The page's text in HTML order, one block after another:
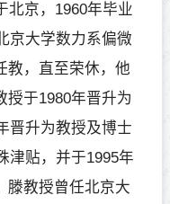
北京，1960年毕业
京大学数力系偏微
教，直至荣休，他
授于1980年晋升为
晋升为教授及博士
津贴，并于1995年
滕教授曾任北京大